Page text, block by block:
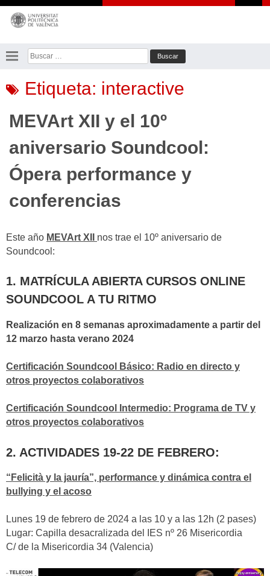
Saltar
contenido
Buscar:
Etiqueta: interactive
MEVArt XII y el 10º
aniversario Soundcool:
Ópera performance y
conferencias
Este año MEVArt XII nos trae el 10º aniversario de
Soundcool:
1. MATRÍCULA ABIERTA CURSOS ONLINE
SOUNDCOOL A TU RITMO
Realización en 8 semanas aproximadamente a partir del
12 marzo hasta verano 2024
Certificación Soundcool Básico: Radio en directo y
otros proyectos colaborativos
Certificación Soundcool Intermedio: Programa de TV y
otros proyectos colaborativos
2. ACTIVIDADES 19-22 DE FEBRERO:
“Felicità y la jauría”, performance y dinámica contra el
bullying y el acoso
Lunes 19 de febrero de 2024 a las 10 y a las 12h (2 pases)
Lugar: Capilla desacralizada del IES nº 26 Misericordia
C/ de la Misericordia 34 (Valencia)